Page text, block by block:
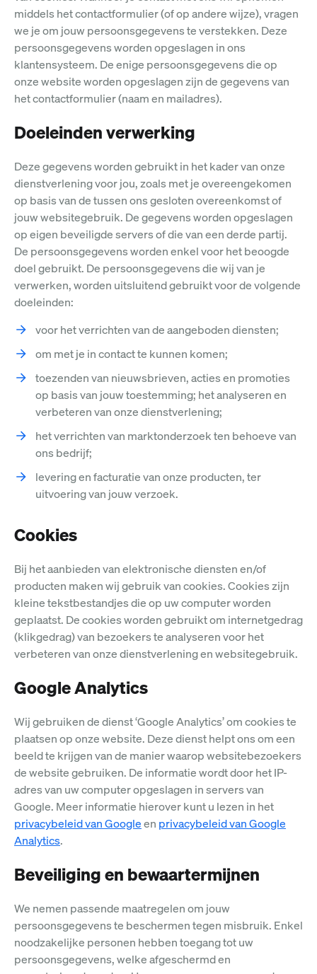
middels het contactformulier (of op andere wijze), vragen
we je om jouw persoonsgegevens te verstekken. Deze
persoonsgegevens worden opgeslagen in ons
klantensysteem. De enige persoonsgegevens die op
onze website worden opgeslagen zijn de gegevens van
het contactformulier (naam en mailadres).
Doeleinden verwerking
Deze gegevens worden gebruikt in het kader van onze
dienstverlening voor jou, zoals met je overeengekomen
op basis van de tussen ons gesloten overeenkomst of
jouw websitegebruik. De gegevens worden opgeslagen
op eigen beveiligde servers of die van een derde partij.
De persoonsgegevens worden enkel voor het beoogde
doel gebruikt. De persoonsgegevens die wij van je
verwerken, worden uitsluitend gebruikt voor de volgende
doeleinden:
voor het verrichten van de aangeboden diensten;
om met je in contact te kunnen komen;
toezenden van nieuwsbrieven, acties en promoties
op basis van jouw toestemming; het analyseren en
verbeteren van onze dienstverlening;
het verrichten van marktonderzoek ten behoeve van
ons bedrijf;
levering en facturatie van onze producten, ter
uitvoering van jouw verzoek.
Cookies
Bij het aanbieden van elektronische diensten en/of
producten maken wij gebruik van cookies. Cookies zijn
kleine tekstbestandjes die op uw computer worden
geplaatst. De cookies worden gebruikt om internetgedrag
(klikgedrag) van bezoekers te analyseren voor het
verbeteren van onze dienstverlening en websitegebruik.
Google Analytics
Wij gebruiken de dienst ‘Google Analytics’ om cookies te
plaatsen op onze website. Deze dienst helpt ons om een
beeld te krijgen van de manier waarop websitebezoekers
de website gebruiken. De informatie wordt door het IP-
adres van uw computer opgeslagen in servers van
Google. Meer informatie hierover kunt u lezen in het
privacybeleid van Googleen privacybeleid van Google
Analytics.
Beveiliging en bewaartermijnen
We nemen passende maatregelen om jouw
persoonsgegevens te beschermen tegen misbruik. Enkel
noodzakelijke personen hebben toegang tot uw
persoonsgegevens, welke afgeschermd en